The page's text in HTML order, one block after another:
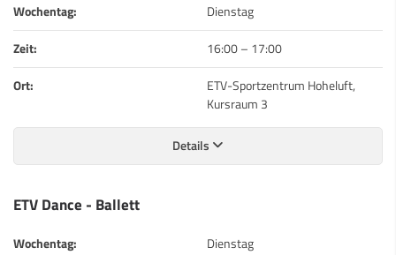
Wochentag:
Dienstag
Zeit:
16:00– 17:00
Ort:
ETV-Sportzentrum Hoheluft,
Kursraum 3
Details
ETV Dance - Ballett
Wochentag:
Dienstag